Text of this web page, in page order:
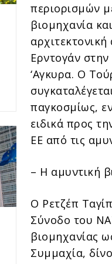
περιορισμών
βιομηχανία
Ερντογάν
‘Αγκυρα. Ο
παγκοσμίως,
ειδικά προς
ΕΕ από τις
– Η αμυντική
Ο Ρετζέπ
Σύνοδο του
βιομηχανίας
Συμμαχία,